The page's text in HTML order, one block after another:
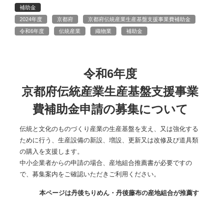
補助金
2024年度
京都府
京都府伝統産業生産基盤支援事業費補助金
令和6年度
伝統産業 織物業 補助金
令和6年度
京都府伝統産業生産基盤支援事業
費補助金申請の募集について
伝統と文化のものづくり産業の生産基盤を支え、又は強化する
ために行う、生産設備の新設、増設、更新又は改修及び道具類
の購入を支援します。
中小企業者からの申請の場合、産地組合推薦書が必要ですの
で、募集案内をご確認いただきご利用ください。
本ページは丹後ちりめん・丹後藤布の産地組合が推薦す